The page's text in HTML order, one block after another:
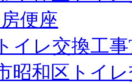
便座
イレ交換工事
昭和区トイ